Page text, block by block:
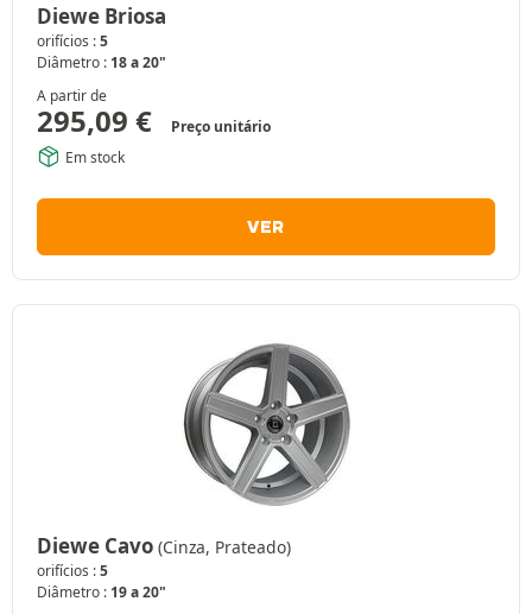
Diewe Briosa
orifícios :5
Diâmetro : 18 a 20"
A partir de
295,09 €
Preço unitário
Em stock
VER
Diewe Cavo (Cinza, Prateado)
orifícios :5
Diâmetro : 19 a 20"